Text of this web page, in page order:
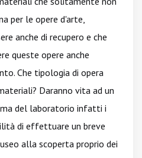
per le opere d'arte,
anche di recupero e che
queste opere anche
Che tipologia di opera
Daranno vita ad un
del laboratorio infatti i
di effettuare un breve
alla scoperta proprio dei